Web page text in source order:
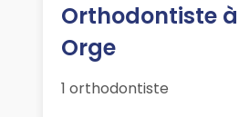
Orthodontiste
Orge
1 orthodontiste